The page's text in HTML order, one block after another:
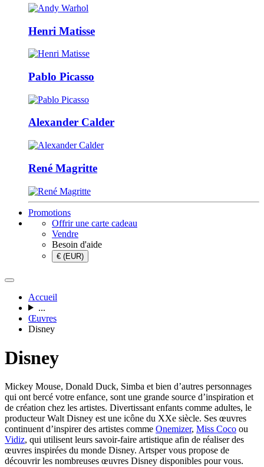
Henri Matisse
Pablo Picasso
Alexander Calder
René Magritte
Promotions
Offrir une carte cadeau
Vendre
Besoin d'aide
€ (EUR)
Accueil
...
Œuvres
Disney
Disney
Mickey Mouse, Donald Duck, Simba et bien d’autres personnages
qui ont bercé votre enfance, sont une grande source d’inspiration et
de création chez les artistes. Divertissant enfants comme adultes, le
producteur Walt Disney est une icône du XXe siècle. Ses œuvres
continuent d’inspirer des artistes comme Onemizer, Miss Coco ou
Vidiz, qui utilisent leurs savoir-faire artistique afin de réaliser des
œuvres inspirées du monde Disney. Artsper vous propose de
découvrir les nombreuses œuvres Disney disponibles pour vous.